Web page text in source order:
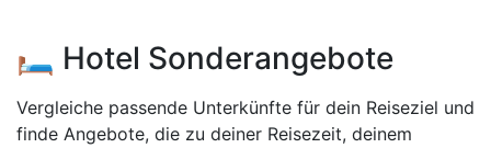
🛏️ Hotel Sonderangebote
Vergleiche passende Unterkünfte für dein Reiseziel und
finde Angebote, die zu deiner Reisezeit, deinem